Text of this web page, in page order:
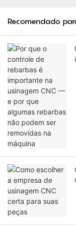
Recomendado